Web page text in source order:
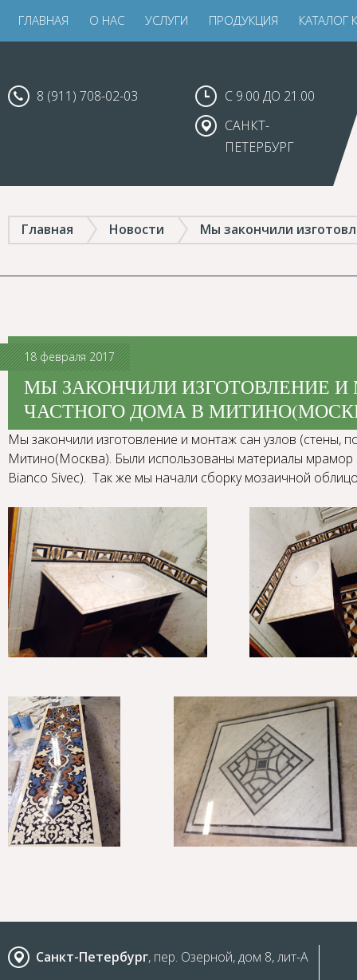
ГЛАВНАЯ О НАС УСЛУГИ ПРОДУКЦИЯ КАТАЛОГ
8 (911) 708-02-03
С 9.00 ДО 21.00
САНКТ-
ПЕТЕРБУРГ
Главная Новости Мы закончили
18 февраля 2017
МЫ ЗАКОНЧИЛИ ИЗГОТОВЛЕНИЕ
ЧАСТНОГО ДОМА В
Мы закончили изготовление и монтаж сан узлов (стены,
Митино(Москва). Были использованы материалы
Bianco Sivec). Так же мы начали сборку мозаичной
Санкт-Петербург, пер. Озерной, дом 8, лит-А